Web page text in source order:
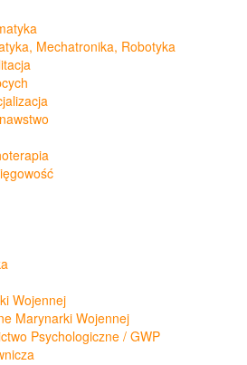
Mechatronika, Robotyka
Wojennej
Marynarki Wojennej
Psychologiczne / GWP